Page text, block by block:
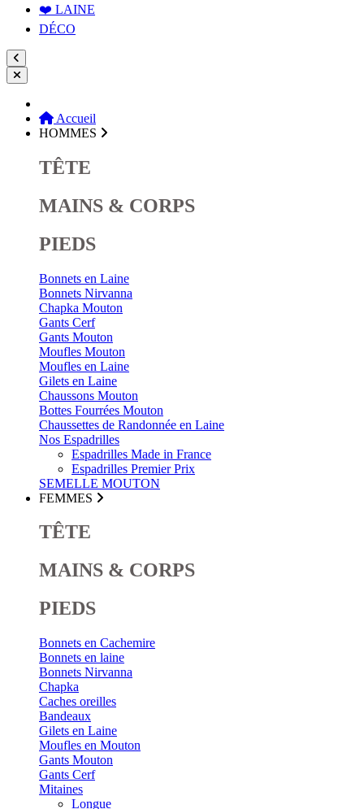
❤️ LAINE
DÉCO
Accueil
HOMMES
TÊTE
MAINS & CORPS
PIEDS
Bonnets en Laine
Bonnets Nirvanna
Chapka Mouton
Gants Cerf
Gants Mouton
Moufles Mouton
Moufles en Laine
Gilets en Laine
Chaussons Mouton
Bottes Fourrées Mouton
Chaussettes de Randonnée en Laine
Nos Espadrilles
Espadrilles Made in France
Espadrilles Premier Prix
SEMELLE MOUTON
FEMMES
TÊTE
MAINS & CORPS
PIEDS
Bonnets en Cachemire
Bonnets en laine
Bonnets Nirvanna
Chapka
Caches oreilles
Bandeaux
Gilets en Laine
Moufles en Mouton
Gants Mouton
Gants Cerf
Mitaines
Longue